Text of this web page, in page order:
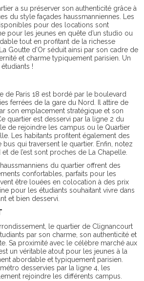
a su préserver son authenticité grâce à
du style façades haussmanniennes. Les
pour des locations sont
pour les jeunes en quête d’un studio ou
tout en profitant de la richesse
Goutte d'Or séduit ainsi par son cadre de
et charme typiquement parisien. Un
!
de Paris 18 est bordé par le boulevard
ferrées de la gare du Nord. Il attire de
son emplacement stratégique et son
quartier est desservi par la ligne 2 du
de rejoindre les campus ou le Quartier
Les habitants profitent également des
qui traversent le quartier. Enfin, notez
de l’est sont proches de La Chapelle.
du quartier offrent des
confortables, parfaits pour les
être louées en colocation à des prix
pour les étudiants souhaitant vivre dans
et bien desservi.
le quartier de Clignancourt
par son charme, son authenticité et
Sa proximité avec le célèbre marché aux
un véritable atout pour les jeunes à la
abordable et typiquement parisien.
desservies par la ligne 4, les
rejoindre les différents campus.